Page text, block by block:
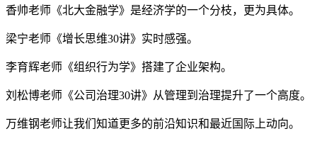
香帅老师《北大金融学》是经济学的一个分枝，更为具体。
梁宁老师《增长思维30讲》实时感强。
李育辉老师《组织行为学》搭建了企业架构。
刘松博老师《公司治理30讲》从管理到治理提升了一个高度。
万维钢老师让我们知道更多的前沿知识和最近国际上动向。